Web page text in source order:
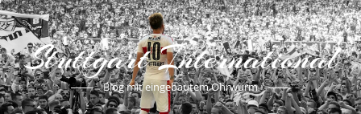
Stuttgart International
Blog mit eingebautem Ohrwurm